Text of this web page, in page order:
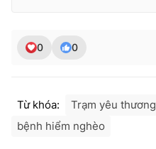
0 0
Từ khóa: Trạm yêu thương
bệnh hiểm nghèo